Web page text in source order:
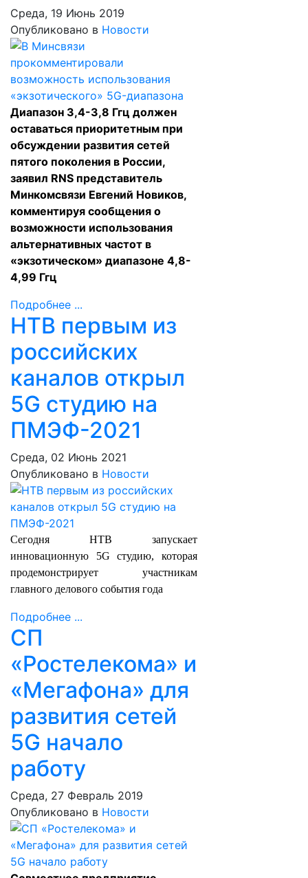
Среда, 19 Июнь 2019
Опубликовано в Новости
Диапазон 3,4-3,8 Ггц должен
оставаться приоритетным при
обсуждении развития сетей
пятого поколения в России,
заявил RNS представитель
Минкомсвязи Евгений Новиков,
комментируя сообщения о
возможности использования
альтернативных частот в
«экзотическом» диапазоне 4,8-
4,99 Ггц
Подробнее ...
НТВ первым из
российских
каналов открыл
5G студию на
ПМЭФ-2021
Среда, 02 Июнь 2021
Опубликовано в Новости
Сегодня НТВ запускает
инновационную 5G студию, которая
продемонстрирует участникам
главного делового события года
Подробнее ...
СП
«Ростелекома» и
«Мегафона» для
развития сетей
5G начало
работу
Среда, 27 Февраль 2019
Опубликовано в Новости